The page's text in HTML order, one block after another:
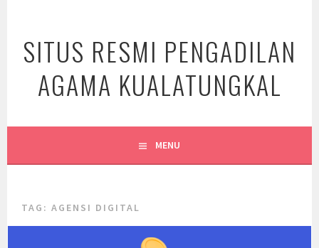
content
SITUS RESMI PENGADILAN
AGAMA KUALATUNGKAL
MENU
TAG:AGENSI DIGITAL